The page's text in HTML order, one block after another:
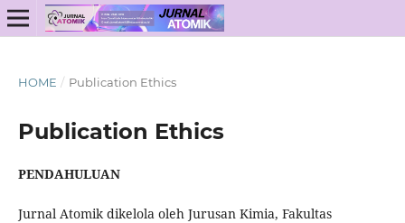
HOME / Publication Ethics
Publication Ethics
PENDAHULUAN
Jurnal Atomik dikelola oleh Jurusan Kimia, Fakultas